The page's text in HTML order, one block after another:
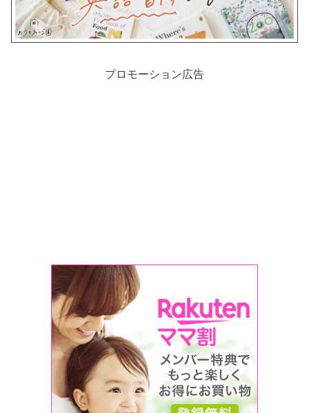
プロモーション広告